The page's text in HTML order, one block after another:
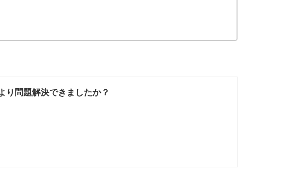
り問題解決できましたか？